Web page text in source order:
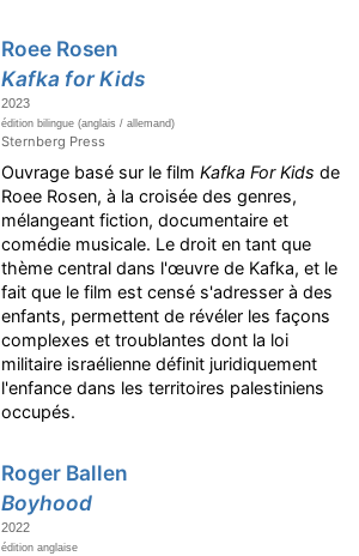
Roee Rosen
Kafka for Kids
2023
édition bilingue (anglais / allemand)
Sternberg Press
Ouvrage basé sur le filmKafka For Kids de
Roee Rosen, à la croisée des genres,
mélangeant fiction, documentaire et
comédie musicale. Le droit en tant que
thème central dans l'œuvre de Kafka, et le
fait que le film est censé s'adresser à des
enfants, permettent de révéler les façons
complexes et troublantes dont la loi
militaire israélienne définit juridiquement
l'enfance dans les territoires palestiniens
occupés.
Roger Ballen
Boyhood
2022
édition anglaise